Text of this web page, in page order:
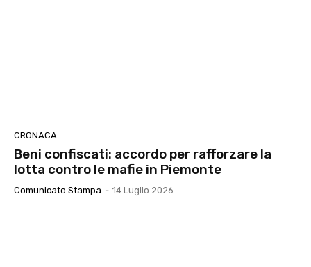
CRONACA
Beni confiscati: accordo per rafforzare la
lotta contro le mafie in Piemonte
Comunicato Stampa - 14 Luglio 2026